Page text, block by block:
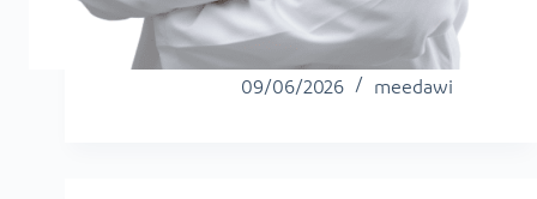
meedawi
09/06/2026